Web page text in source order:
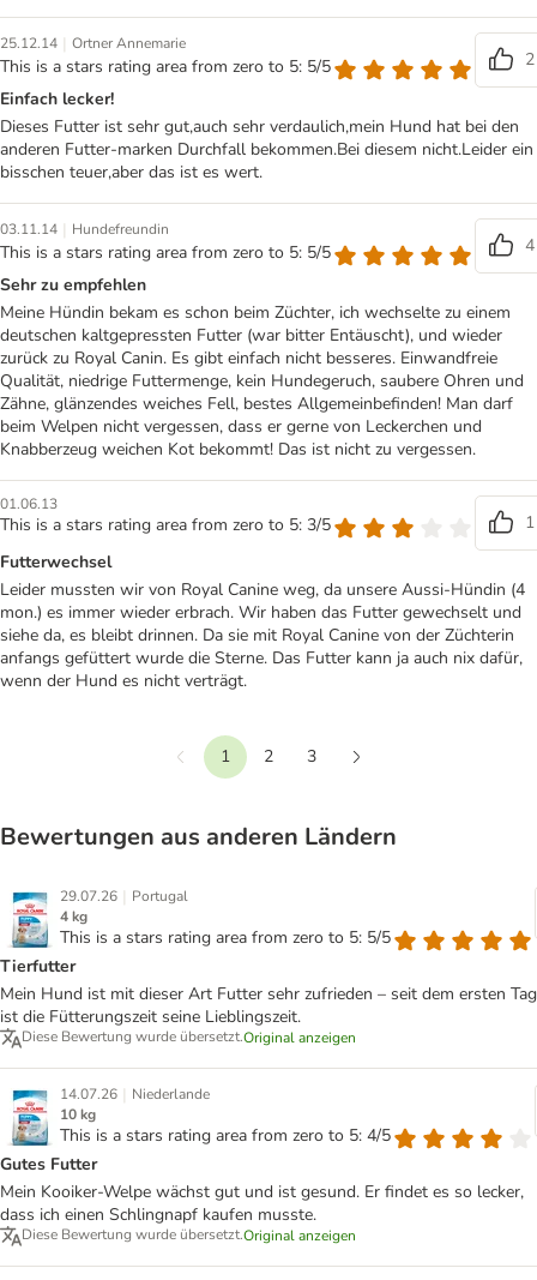
25.12.14 | Ortner Annemarie
This is a stars rating area from zero to 5: 5/5
2
Einfach lecker!
Dieses Futter ist sehr gut,auch sehr verdaulich,mein Hund hat bei den
anderen Futter-marken Durchfall bekommen.Bei diesem nicht.Leider ein
bisschen teuer,aber das ist es wert.
03.11.14 | Hundefreundin
This is a stars rating area from zero to 5: 5/5
4
Sehr zu empfehlen
Meine Hündin bekam es schon beim Züchter, ich wechselte zu einem
deutschen kaltgepressten Futter (war bitter Entäuscht), und wieder
zurück zu Royal Canin. Es gibt einfach nicht besseres. Einwandfreie
Qualität, niedrige Futtermenge, kein Hundegeruch, saubere Ohren und
Zähne, glänzendes weiches Fell, bestes Allgemeinbefinden! Man darf
beim Welpen nicht vergessen, dass er gerne von Leckerchen und
Knabberzeug weichen Kot bekommt! Das ist nicht zu vergessen.
01.06.13
This is a stars rating area from zero to 5: 3/5
1
Futterwechsel
Leider mussten wir von Royal Canine weg, da unsere Aussi-Hündin (4
mon.) es immer wieder erbrach. Wir haben das Futter gewechselt und
siehe da, es bleibt drinnen. Da sie mit Royal Canine von der Züchterin
anfangs gefüttert wurde die Sterne. Das Futter kann ja auch nix dafür,
wenn der Hund es nicht verträgt.
Vorherige
1 2
3
Bewertungen aus anderen Ländern
29.07.26 | Portugal
4 kg
This is a stars rating area from zero to 5: 5/5
Tierfutter
Mein Hund ist mit dieser Art Futter sehr zufrieden – seit dem ersten Tag
ist die Fütterungszeit seine Lieblingszeit.
Diese Bewertung wurde übersetzt.Original anzeigen
14.07.26 | Niederlande
10 kg
This is a stars rating area from zero to 5: 4/5
Gutes Futter
Mein Kooiker-Welpe wächst gut und ist gesund. Er findet es so lecker,
dass ich einen Schlingnapf kaufen musste.
Diese Bewertung wurde übersetzt.Original anzeigen